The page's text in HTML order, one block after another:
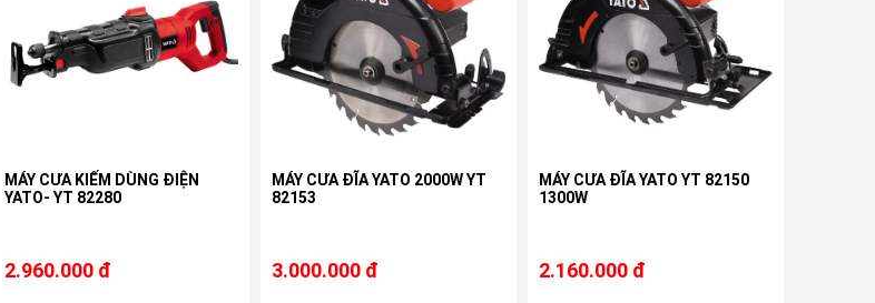
MÁY CƯA KIẾM DÙNG ĐIỆN
YATO- YT 82280
2.960.000 đ
MÁY CƯA ĐĨA YATO 2000W YT
82153
3.000.000 đ
MÁY CƯA ĐĨA YATO YT 82150
1300W
2.160.000 đ